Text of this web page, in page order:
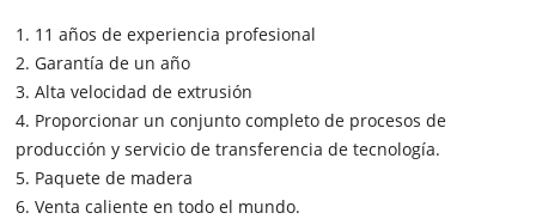
1. 11 años de experiencia profesional
2. Garantía de un año
3. Alta velocidad de extrusión
4. Proporcionar un conjunto completo de procesos de
producción y servicio de transferencia de tecnología.
5. Paquete de madera
6. Venta caliente en todo el mundo.